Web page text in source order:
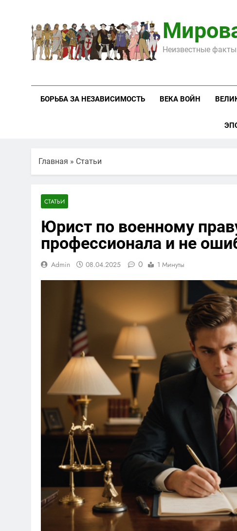
содержимому
Неизвестные
БОРЬБА ЗА НЕЗАВИСИМОСТЬ ВЕКА ВОЙН
Главная » Статьи
СТАТЬИ
Юрист по военному
профессионала и не
Admin 08.04.2025 0 1 Минуты